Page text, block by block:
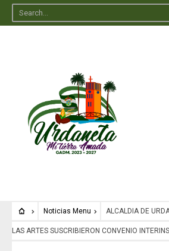
Noticias Menu ALCALDIA DE
LAS ARTES SUSCRIBIERON CONVENIO